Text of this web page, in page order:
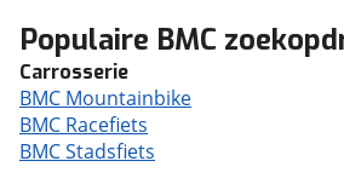
Populaire BMC
Carrosserie
BMC Mountainbike
BMC Racefiets
BMC Stadsfiets